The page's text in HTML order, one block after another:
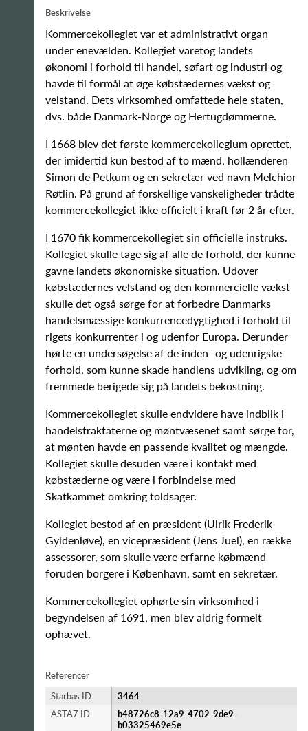
Beskrivelse
Kommercekollegiet var et administrativt organ
under enevælden. Kollegiet varetog landets
økonomi i forhold til handel, søfart og industri og
havde til formål at øge købstædernes vækst og
velstand. Dets virksomhed omfattede hele staten,
dvs. både Danmark-Norge og Hertugdømmerne.
I 1668 blev det første kommercekollegium oprettet,
der imidertid kun bestod af to mænd, hollænderen
Simon de Petkum og en sekretær ved navn Melchior
Røtlin. På grund af forskellige vanskeligheder trådte
kommercekollegiet ikke officielt i kraft før 2 år efter.
I 1670 fik kommercekollegiet sin officielle instruks.
Kollegiet skulle tage sig af alle de forhold, der kunne
gavne landets økonomiske situation. Udover
købstædernes velstand og den kommercielle vækst
skulle det også sørge for at forbedre Danmarks
handelsmæssige konkurrencedygtighed i forhold til
rigets konkurrenter i og udenfor Europa. Derunder
hørte en undersøgelse af de inden- og udenrigske
forhold, som kunne skade handlens udvikling, og om
fremmede berigede sig på landets bekostning.
Kommercekollegiet skulle endvidere have indblik i
handelstraktaterne og møntvæsenet samt sørge for,
at mønten havde en passende kvalitet og mængde.
Kollegiet skulle desuden være i kontakt med
købstæderne og være i forbindelse med
Skatkammet omkring toldsager.
Kollegiet bestod af en præsident (Ulrik Frederik
Gyldenløve), en vicepræsident (Jens Juel), en række
assessorer, som skulle være erfarne købmænd
foruden borgere i København, samt en sekretær.
Kommercekollegiet ophørte sin virksomhed i
begyndelsen af 1691, men blev aldrig formelt
ophævet.
Referencer
Starbas ID
3464
ASTA7 ID
b48726c8-12a9-4702-9de9-
b03325469e5e